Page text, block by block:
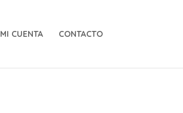
MI CUENTA CONTACTO